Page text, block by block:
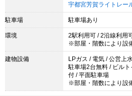
宇都宮芳賀ライトレー
駐車場 駐車場あり
環境
2駅利用可 / 2沿線利用
※部屋・階数により設
建物設備
LPガス / 電気 / 公営上
駐車場2台無料 / ビル
付 / 平面駐車場
※部屋・階数により設